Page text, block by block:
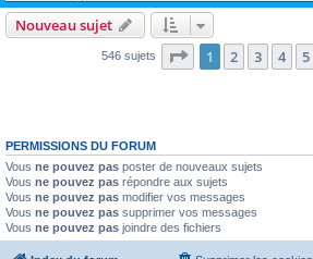
Nouveau sujet
546 sujets Page 1sur22
1 2 3 4 5
PERMISSIONS DU FORUM
Vous ne pouvez pas poster de nouveaux sujets
Vous ne pouvez pas répondre aux sujets
Vous ne pouvez pas modifier vos messages
Vous ne pouvez pas supprimer vos messages
Vous ne pouvez pas joindre des fichiers